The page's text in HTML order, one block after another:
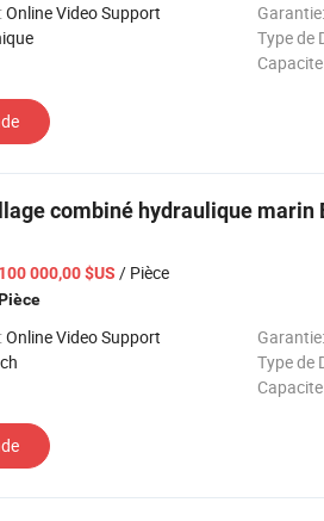
Online Video Support Garantie:
Type de
combiné hydraulique marin
000,00 $US / Pièce
Online Video Support Garantie:
Type de